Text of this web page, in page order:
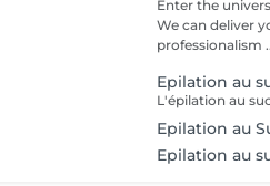
Enter the
We can deliver
professionalism
Epilation au
Epilation au
Epilation au